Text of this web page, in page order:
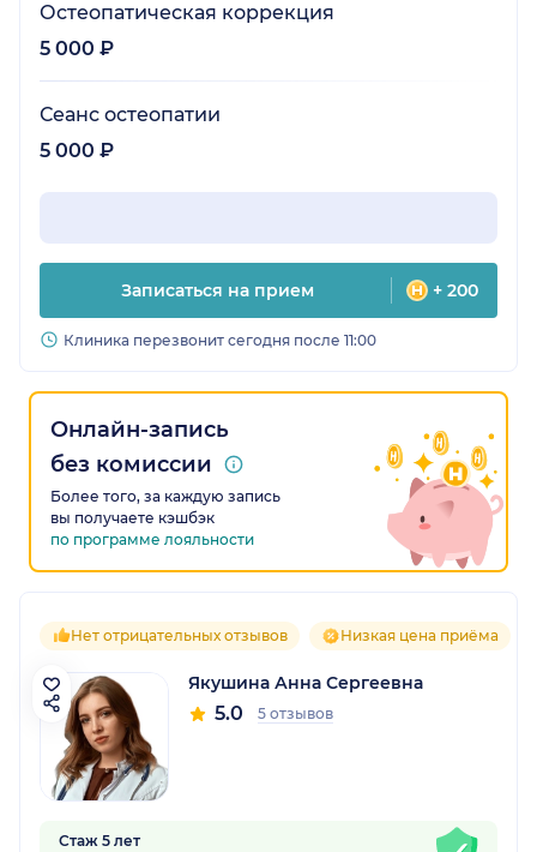
Остеопатическая коррекция
5 000 ₽
Сеанс остеопатии
5 000 ₽
Записаться на прием + 200
Клиника перезвонит сегодня после 11:00
Онлайн-запись
без комиссии
Более того, за каждую запись
вы получаете кэшбэк
по программе лояльности
Нет отрицательных отзывов Низкая цена приёма
Якушина Анна Сергеевна
5.0 5 отзывов
Стаж 5 лет